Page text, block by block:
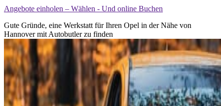
Angebote einholen – Wählen - Und online Buchen
Gute Gründe, eine Werkstatt für Ihren Opel in der Nähe von
Hannover mit Autobutler zu finden